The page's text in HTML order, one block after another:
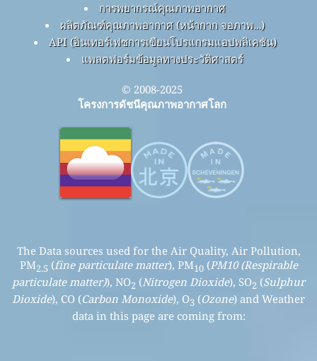
การพยากรณ์คุณภาพอากาศ
ผลิตภัณฑ์คุณภาพอากาศ (หน้ากาก จอภาพ…)
API (อินเทอร์เฟซการเขียนโปรแกรมแอปพลิเคชัน)
แพลตฟอร์มข้อมูลทางประวัติศาสตร์
© 2008-2025
โครงการดัชนีคุณภาพอากาศโลก
The Data sources used for the Air Quality, Air Pollution,
PM2.5 (fine particulate matter), PM10(PM10 (Respirable
particulate matter)), NO2 (Nitrogen Dioxide), SO2 (Sulphur
Dioxide), CO (Carbon Monoxide), O3 (Ozone) and Weather
data in this page are coming from: